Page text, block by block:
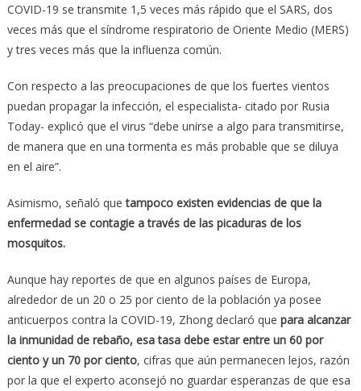
COVID-19 se transmite 1,5 veces más rápido que el SARS, dos
veces más que el síndrome respiratorio de Oriente Medio (MERS)
y tres veces más que la influenza común.
Con respecto a las preocupaciones de que los fuertes vientos
puedan propagar la infección, el especialista- citado por Rusia
Today- explicó que el virus “debe unirse a algo para transmitirse,
de manera que en una tormenta es más probable que se diluya
en el aire”.
Asimismo, señaló que tampoco existen evidencias de que la
enfermedad se contagie a través de las picaduras de los
mosquitos.
Aunque hay reportes de que en algunos países de Europa,
alrededor de un 20 o 25 por ciento de la población ya posee
anticuerpos contra la COVID-19, Zhong declaró que para alcanzar
la inmunidad de rebaño, esa tasa debe estar entre un 60 por
ciento y un 70 por ciento, cifras que aún permanecen lejos, razón
por la que el experto aconsejó no guardar esperanzas de que esa